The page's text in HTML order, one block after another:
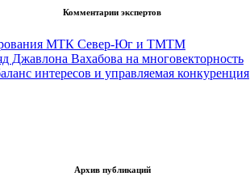
Комментарии экспертов
МТК Север-Юг и ТМТМ
Джавлона Вахабова на многовекторность
интересов и управляемая конкуренция
Архив публикаций